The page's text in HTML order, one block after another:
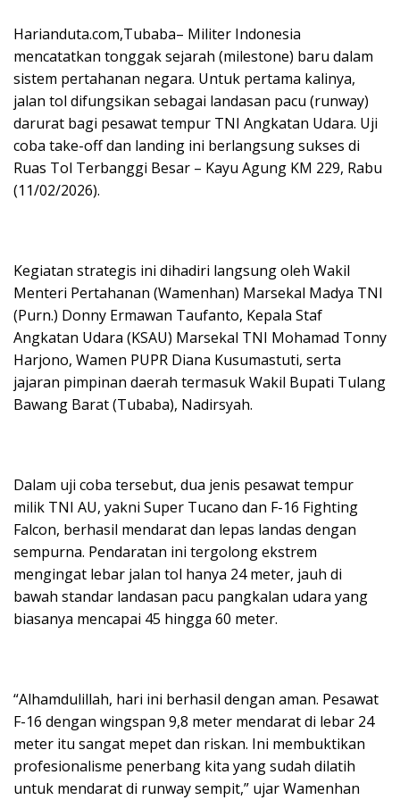
Harianduta.com,Tubaba– Militer Indonesia
mencatatkan tonggak sejarah (milestone) baru dalam
sistem pertahanan negara. Untuk pertama kalinya,
jalan tol difungsikan sebagai landasan pacu (runway)
darurat bagi pesawat tempur TNI Angkatan Udara. Uji
coba take-off dan landing ini berlangsung sukses di
Ruas Tol Terbanggi Besar – Kayu Agung KM 229, Rabu
(11/02/2026).
Kegiatan strategis ini dihadiri langsung oleh Wakil
Menteri Pertahanan (Wamenhan) Marsekal Madya TNI
(Purn.) Donny Ermawan Taufanto, Kepala Staf
Angkatan Udara (KSAU) Marsekal TNI Mohamad Tonny
Harjono, Wamen PUPR Diana Kusumastuti, serta
jajaran pimpinan daerah termasuk Wakil Bupati Tulang
Bawang Barat (Tubaba), Nadirsyah.
Dalam uji coba tersebut, dua jenis pesawat tempur
milik TNI AU, yakni Super Tucano dan F-16 Fighting
Falcon, berhasil mendarat dan lepas landas dengan
sempurna. Pendaratan ini tergolong ekstrem
mengingat lebar jalan tol hanya 24 meter, jauh di
bawah standar landasan pacu pangkalan udara yang
biasanya mencapai 45 hingga 60 meter.
“Alhamdulillah, hari ini berhasil dengan aman. Pesawat
F-16 dengan wingspan 9,8 meter mendarat di lebar 24
meter itu sangat mepet dan riskan. Ini membuktikan
profesionalisme penerbang kita yang sudah dilatih
untuk mendarat di runway sempit,” ujar Wamenhan